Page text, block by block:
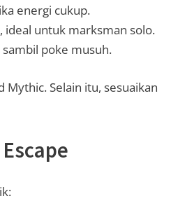
energi cukup.
ideal untuk marksman solo.
sambil poke musuh.
Mythic. Selain itu, sesuaikan